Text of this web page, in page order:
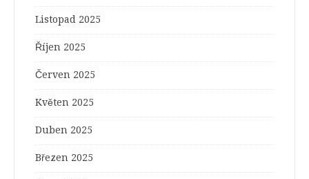
Listopad 2025
Říjen 2025
Červen 2025
Květen 2025
Duben 2025
Březen 2025